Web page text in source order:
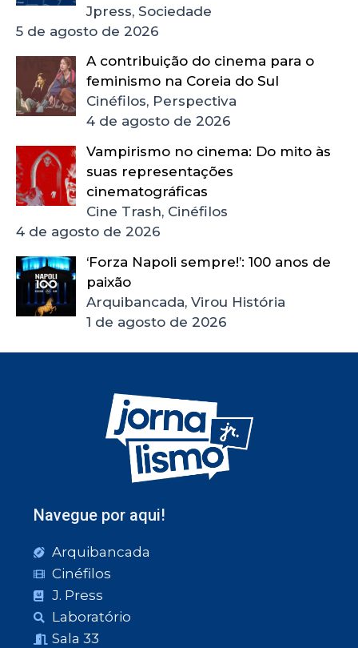
Jpress, Sociedade
5 de agosto de 2026
A contribuição do cinema para o
feminismo na Coreia do Sul
Cinéfilos, Perspectiva
4 de agosto de 2026
Vampirismo no cinema: Do mito às
suas representações
cinematográficas
Cine Trash, Cinéfilos
4 de agosto de 2026
‘Forza Napoli sempre!’: 100 anos de
paixão
Arquibancada, Virou História
1 de agosto de 2026
Navegue por aqui!
Arquibancada
Cinéfilos
J. Press
Laboratório
Sala 33